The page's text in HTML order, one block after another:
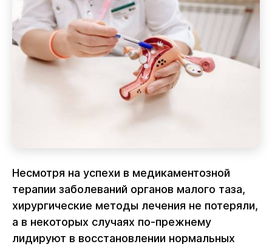
Несмотря на успехи в медикаментозной
терапии заболеваний органов малого таза,
хирургические методы лечения не потеряли,
а в некоторых случаях по-прежнему
лидируют в восстановлении нормальных